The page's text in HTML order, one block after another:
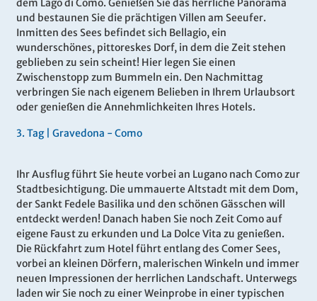
dem Lago di Como. Genießen Sie das herrliche Panorama
und bestaunen Sie die prächtigen Villen am Seeufer.
Inmitten des Sees befindet sich Bellagio, ein
wunderschönes, pittoreskes Dorf, in dem die Zeit stehen
geblieben zu sein scheint! Hier legen Sie einen
Zwischenstopp zum Bummeln ein. Den Nachmittag
verbringen Sie nach eigenem Belieben in Ihrem Urlaubsort
oder genießen die Annehmlichkeiten Ihres Hotels.
3. Tag | Gravedona - Como
Ihr Ausflug führt Sie heute vorbei an Lugano nach Como zur
Stadtbesichtigung. Die ummauerte Altstadt mit dem Dom,
der Sankt Fedele Basilika und den schönen Gässchen will
entdeckt werden! Danach haben Sie noch Zeit Como auf
eigene Faust zu erkunden und La Dolce Vita zu genießen.
Die Rückfahrt zum Hotel führt entlang des Comer Sees,
vorbei an kleinen Dörfern, malerischen Winkeln und immer
neuen Impressionen der herrlichen Landschaft. Unterwegs
laden wir Sie noch zu einer Weinprobe in einer typischen